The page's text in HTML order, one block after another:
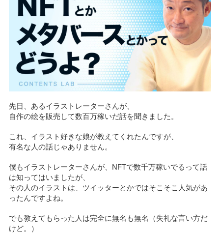
先日、あるイラストレーターさんが、
自作の絵を販売して数百万稼いだ話を聞きました。
これ、イラスト好きな娘が教えてくれたんですが、
有名な人の話じゃありません。
僕もイラストレーターさんが、NFTで数千万稼いでるって話
は知ってはいましたが、
その人のイラストは、ツイッターとかではそこそこ人気があ
ったんですよね。
でも教えてもらった人は完全に無名も無名（失礼な言い方だ
けど。）